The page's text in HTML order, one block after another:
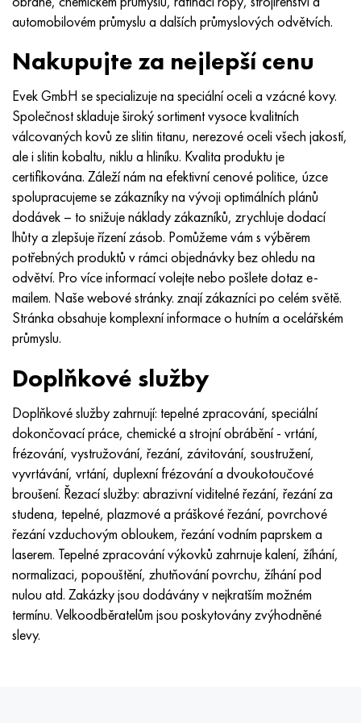
automobilovém průmyslu a dalších průmyslových odvětvích.
Nakupujte za nejlepší cenu
Evek GmbH se specializuje na speciální oceli a vzácné kovy.
Společnost skladuje široký sortiment vysoce kvalitních
válcovaných kovů ze slitin titanu, nerezové oceli všech jakostí,
ale i slitin kobaltu, niklu a hliníku. Kvalita produktu je
certifikována. Záleží nám na efektivní cenové politice, úzce
spolupracujeme se zákazníky na vývoji optimálních plánů
dodávek – to snižuje náklady zákazníků, zrychluje dodací
lhůty a zlepšuje řízení zásob. Pomůžeme vám s výběrem
potřebných produktů v rámci objednávky bez ohledu na
odvětví. Pro více informací volejte nebo pošlete dotaz e-
mailem. Naše webové stránky. znají zákazníci po celém světě.
Stránka obsahuje komplexní informace o hutním a ocelářském
průmyslu.
Doplňkové služby
Doplňkové služby zahrnují: tepelné zpracování, speciální
dokončovací práce, chemické a strojní obrábění - vrtání,
frézování, vystružování, řezání, závitování, soustružení,
vyvrtávání, vrtání, duplexní frézování a dvoukotoučové
broušení. Řezací služby: abrazivní viditelné řezání, řezání za
studena, tepelné, plazmové a práškové řezání, povrchové
řezání vzduchovým obloukem, řezání vodním paprskem a
laserem. Tepelné zpracování výkovků zahrnuje kalení, žíhání,
normalizaci, popouštění, zhutňování povrchu, žíhání pod
nulou atd. Zakázky jsou dodávány v nejkratším možném
termínu. Velkoodběratelům jsou poskytovány zvýhodněné
slevy.
Inotherm
Jette M152
Kobalt 6B
maraging 250
René 41
Maraging 300
Maraging 350
MP35N
MP159
Multimet n155
Nicrofer 5923 hMo
Nicrofer 6030
Nitronik 40
Nitronik 50
Nitronic 60
47ND
49 KF
49K2F, 49K2FA-VI
Slitina 50N
Slitina 50NP
50 NHS
Slitina 52N
52K12F
56DGNH
68NKhVKTYu
79NM, Magnifer 7904
80NM
80NMV-VI
80 NHS
81HMA
HN62VMYUT
HN63 MB
XN65VM
KhN65VMTYu
KhN67MVTYu
KhN68VKTYU
KhN68VMTYUK-vd
KhN70VMTYu
HN73MBTYu
XN70YU
HN75 MBTYu
XN75TBYu
XN77TYu
XN77TYUR
HN78Т
VT-35
PT-3V
PT-7M
2B
SPT-2 sv
AT3
3M
TL3
5B
TL5
V 6
TS-6
14 titan
SP -17
40 titan
1.4466 - AISI 310MoLn
15-7Ph® - 1,4532
PH 13-8 Po - 1,4534
1,4542 - 17-4Ph®
Custom 455® - 1.4543 - uns s45500
1,4545 - 15-5Ph®
1,4548 - 17-4Ph®
1,4550 - AISI 347
1.4567 - AISI 304Cu
1,4570-aisi303Cu
1.4574 - Slitina PH 15-7 Mo®
1.4580 - AISI 316Cb
1,4597 - AISI 204Cu
Slitina 28 - 1,4563
Slitina 31 - 1,4562
10X17H13M3T
11X11N2V2MF
12Х18Н9Т
13X11N2V2MF
15x11mf
15x12vnmf
15H12H2MVFAB
15X16K5N2MVFAB
15X16H2AM
18X11MNFB
18X12VMBFR
20X12VNMF
20H3MMF
21NKMT
37X12N8G8MFB
2,0872, CuNi10Fe1Mn, Cw352h
CW301G, C64200
křemíkový bronz
C65500, CuAl11Fe3
C65620, CuSi3Fe2Zn3
C65100, CuSi 1,5
Cín-olověný bronz
c92200, CuSn6Zn4Pb2
Červená mosaz
C83600, CuSn5ZnPb
45G2, 45g2, AISI 1144
10g2, 10g2, AISI 1513
12X2H4A, 15NiCr13, 1,5752
AC14, 11SMnPb30
20G, 20mn5
20XH3A, AISI 4320, 20hn3a
20HM, 24CrMo5, 20hm
25KhGM, 20CrMo5, 1,7264
30X, AISI 5130, 30h
30hgs, 30hgs
30hgsa, 30hgsa
30hgsn2a, 30hgsna
30xn2ma, 30CrNiMo8
30хн3а, 31nicr14
34khn3ma, 36NiCrMo16, 35NiCrMo16
Р6М5, 1.3343, hs6-5-2, sw7m
R6M5F3, 1,3344, hs6-5-3
Р9М4К8,1,3207
R12F3, 1,3318, sw12
P18, 1,3355, hs18-0-1, sw18
Uhlíková ocel
У10,1.1645, C105W1
11G12, 110G13L, X120Mn12